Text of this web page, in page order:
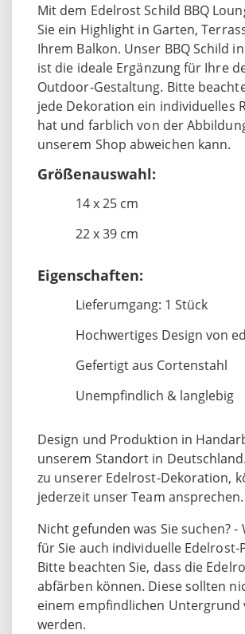
Mit dem Edelrost Schild BBQ
Sie ein Highlight in Garten,
Ihrem Balkon. Unser BBQ Schild
ist die ideale Ergänzung für Ihre
Outdoor-Gestaltung. Bitte
jede Dekoration ein individuelles
hat und farblich von der
unserem Shop abweichen kann.
Größenauswahl:
14 x 25 cm
22 x 39 cm
Eigenschaften:
Lieferumgang: 1 Stück
Hochwertiges Design von
Gefertigt aus Cortenstahl
Unempfindlich & langlebig
Design und Produktion in
unserem Standort in
zu unserer Edelrost-Dekoration,
jederzeit unser Team ansprechen.
Nicht gefunden was Sie suchen?
für Sie auch individuelle Edelrost-
Bitte beachten Sie, dass die
abfärben können. Diese sollten
einem empfindlichen Untergrund
werden.